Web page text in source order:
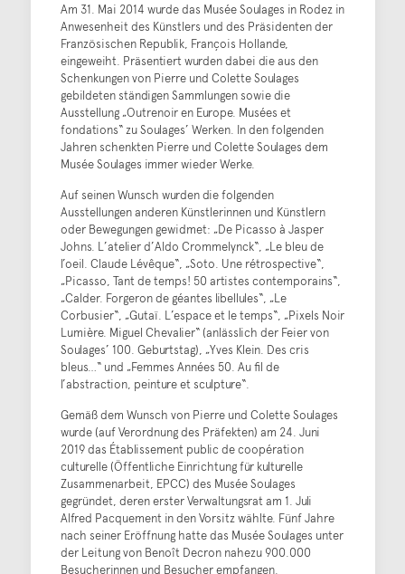
Am 31. Mai 2014 wurde das Musée Soulages in Rodez in
Anwesenheit des Künstlers und des Präsidenten der
Französischen Republik, François Hollande,
eingeweiht. Präsentiert wurden dabei die aus den
Schenkungen von Pierre und Colette Soulages
gebildeten ständigen Sammlungen sowie die
Ausstellung „Outrenoir en Europe. Musées et
fondations“ zu Soulages’ Werken. In den folgenden
Jahren schenkten Pierre und Colette Soulages dem
Musée Soulages immer wieder Werke.
Auf seinen Wunsch wurden die folgenden
Ausstellungen anderen Künstlerinnen und Künstlern
oder Bewegungen gewidmet: „De Picasso à Jasper
Johns. L’atelier d’Aldo Crommelynck“, „Le bleu de
l’oeil. Claude Lévêque“, „Soto. Une rétrospective“,
„Picasso, Tant de temps! 50 artistes contemporains“,
„Calder. Forgeron de géantes libellules“, „Le
Corbusier“, „Gutaï. L’espace et le temps“, „Pixels Noir
Lumière. Miguel Chevalier“ (anlässlich der Feier von
Soulages’ 100. Geburtstag), „Yves Klein. Des cris
bleus…“ und „Femmes Années 50. Au fil de
l’abstraction, peinture et sculpture“.
Gemäß dem Wunsch von Pierre und Colette Soulages
wurde (auf Verordnung des Präfekten) am 24. Juni
2019 das Établissement public de coopération
culturelle (Öffentliche Einrichtung für kulturelle
Zusammenarbeit, EPCC) des Musée Soulages
gegründet, deren erster Verwaltungsrat am 1. Juli
Alfred Pacquement in den Vorsitz wählte. Fünf Jahre
nach seiner Eröffnung hatte das Musée Soulages unter
der Leitung von Benoît Decron nahezu 900.000
Besucherinnen und Besucher empfangen.